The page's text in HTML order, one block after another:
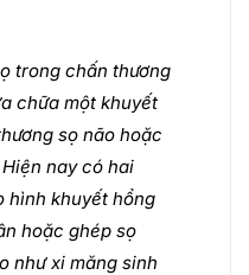
trong chấn thương
chữa một khuyết
sọ não hoặc
nay có hai
hình khuyết hổng
hoặc ghép sọ
như xi măng sinh